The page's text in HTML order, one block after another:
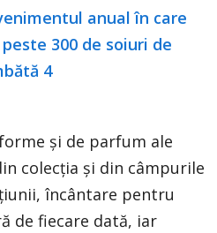
și de parfum ale
colecția și din câmpurile
încântare pentru
de fiecare dată, iar